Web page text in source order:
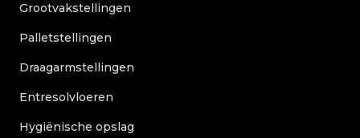
Grootvakstellingen
Palletstellingen
Draagarmstellingen
Entresolvloeren
Hygiënische opslag